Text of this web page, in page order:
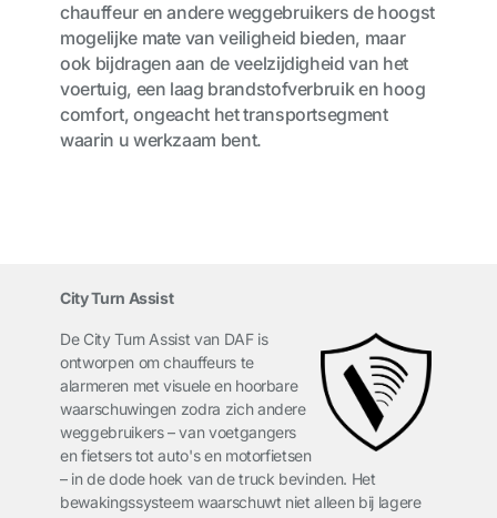
chauffeur en andere weggebruikers de hoogst
mogelijke mate van veiligheid bieden, maar
ook bijdragen aan de veelzijdigheid van het
voertuig, een laag brandstofverbruik en hoog
comfort, ongeacht het transportsegment
waarin u werkzaam bent.
City Turn Assist
De City Turn Assist van DAF is
ontworpen om chauffeurs te
alarmeren met visuele en hoorbare
waarschuwingen zodra zich andere
weggebruikers – van voetgangers
en fietsers tot auto's en motorfietsen
– in de dode hoek van de truck bevinden. Het
bewakingssysteem waarschuwt niet alleen bij lagere